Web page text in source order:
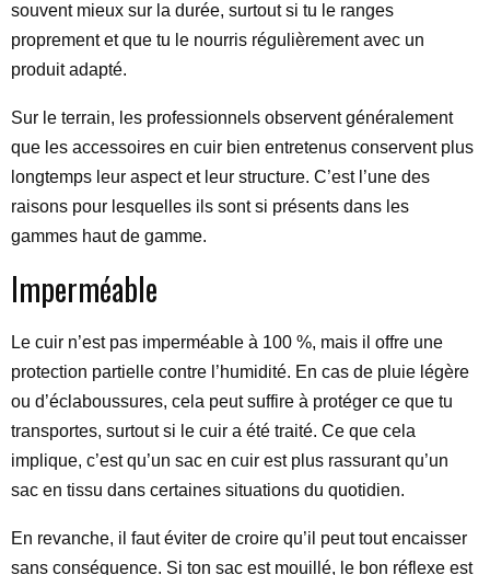
souvent mieux sur la durée, surtout si tu le ranges
proprement et que tu le nourris régulièrement avec un
produit adapté.
Sur le terrain, les professionnels observent généralement
que les accessoires en cuir bien entretenus conservent plus
longtemps leur aspect et leur structure. C’est l’une des
raisons pour lesquelles ils sont si présents dans les
gammes haut de gamme.
Imperméable
Le cuir n’est pas imperméable à 100 %, mais il offre une
protection partielle contre l’humidité. En cas de pluie légère
ou d’éclaboussures, cela peut suffire à protéger ce que tu
transportes, surtout si le cuir a été traité. Ce que cela
implique, c’est qu’un sac en cuir est plus rassurant qu’un
sac en tissu dans certaines situations du quotidien.
En revanche, il faut éviter de croire qu’il peut tout encaisser
sans conséquence. Si ton sac est mouillé, le bon réflexe est